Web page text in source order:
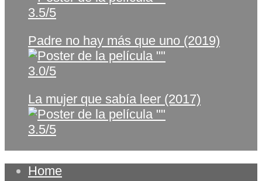
3.5/5
Padre no hay más que uno (2019)
3.0/5
La mujer que sabía leer (2017)
3.5/5
Home